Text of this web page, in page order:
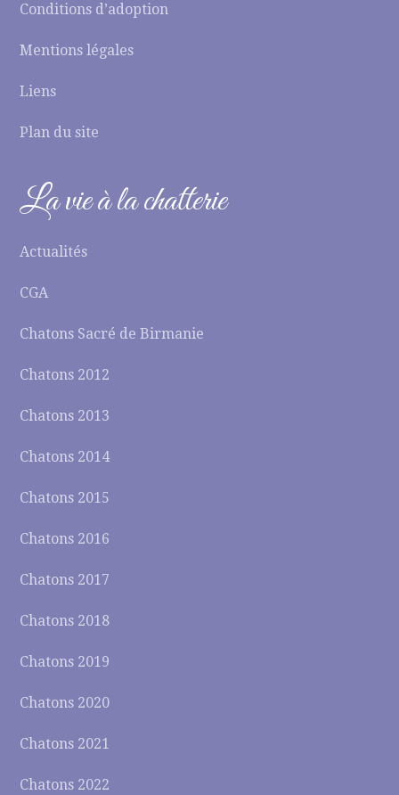
Conditions d’adoption
Mentions légales
Liens
Plan du site
La vie à la chatterie
Actualités
CGA
Chatons Sacré de Birmanie
Chatons 2012
Chatons 2013
Chatons 2014
Chatons 2015
Chatons 2016
Chatons 2017
Chatons 2018
Chatons 2019
Chatons 2020
Chatons 2021
Chatons 2022